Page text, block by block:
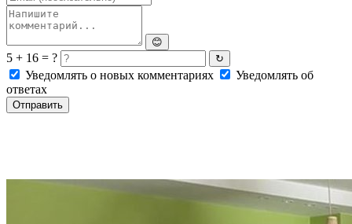
😊
5 + 16 = ? ↻
Уведомлять о новых комментариях
Уведомлять об
ответах
Отправить